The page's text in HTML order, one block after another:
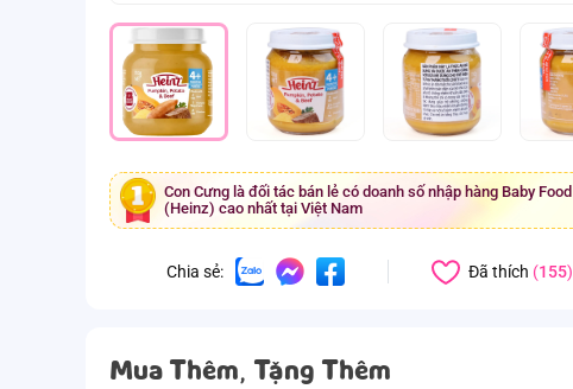
Con Cưng là đối tác bán lẻ có doanh số nhập hàng Baby Food
(Heinz) cao nhất tại Việt Nam
Chia sẻ: Đã thích (155)
Mua Thêm, Tặng Thêm